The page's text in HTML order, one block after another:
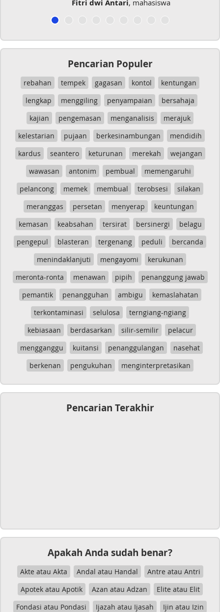
Fitri dwi Antari, mahasiswa
Pencarian Populer
rebahan tempek gagasan kontol
kentungan
lengkap
menggiling penyampaian
bersahaja
kajian
pengemasan menganalisis
merajuk
kelestarian
pujaan berkesinambungan
mendidih
kardus
seantero keturunan merekah
wejangan
wawasan
antonim pembual
memengaruhi
pelancong
memek membual terobsesi
silakan
meranggas
persetan menyerap
keuntungan
kemasan
keabsahan tersirat bersinergi
belagu
pengepul
blasteran tergenang peduli
bercanda
menindaklanjuti
mengayomi
kerukunan
meronta-ronta
menawan pipih
penanggung jawab
pemantik
penangguhan ambigu
kemaslahatan
terkontaminasi
selulosa
terngiang-ngiang
kebiasaan
berdasarkan silir-semilir
pelacur
mengganggu
kuitansi penanggulangan
nasehat
berkenan
pengukuhan menginterpretasikan
Pencarian Terakhir
Apakah Anda sudah benar?
Akte atau Akta Andal atau Handal
Antre atau Antri
Apotek atau Apotik
Azan atau Adzan
Elite atau Elit
Fondasi atau Pondasi
Ijazah atau Ijasah
Ijin atau Izin